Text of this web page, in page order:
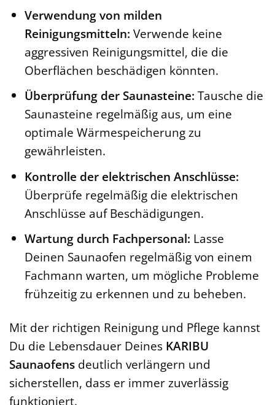
Verwendung von milden
Reinigungsmitteln: Verwende keine
aggressiven Reinigungsmittel, die die
Oberflächen beschädigen könnten.
Überprüfung der Saunasteine: Tausche die
Saunasteine regelmäßig aus, um eine
optimale Wärmespeicherung zu
gewährleisten.
Kontrolle der elektrischen Anschlüsse:
Überprüfe regelmäßig die elektrischen
Anschlüsse auf Beschädigungen.
Wartung durch Fachpersonal: Lasse
Deinen Saunaofen regelmäßig von einem
Fachmann warten, um mögliche Probleme
frühzeitig zu erkennen und zu beheben.
Mit der richtigen Reinigung und Pflege kannst
Du die Lebensdauer Deines KARIBU
Saunaofens deutlich verlängern und
sicherstellen, dass er immer zuverlässig
funktioniert.